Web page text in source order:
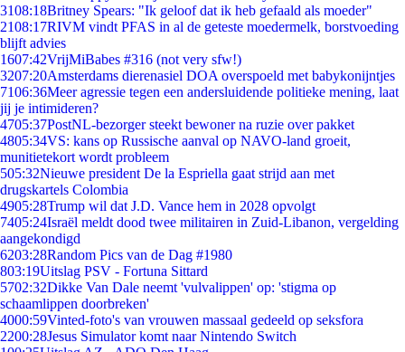
3108:18Britney Spears: "Ik geloof dat ik heb gefaald als moeder"
2108:17RIVM vindt PFAS in al de geteste moedermelk, borstvoeding
blijft advies
1607:42VrijMiBabes #316 (not very sfw!)
3207:20Amsterdams dierenasiel DOA overspoeld met babykonijntjes
7106:36Meer agressie tegen een andersluidende politieke mening, laat
jij je intimideren?
4705:37PostNL-bezorger steekt bewoner na ruzie over pakket
4805:34VS: kans op Russische aanval op NAVO-land groeit,
munitietekort wordt probleem
505:32Nieuwe president De la Espriella gaat strijd aan met
drugskartels Colombia
4905:28Trump wil dat J.D. Vance hem in 2028 opvolgt
7405:24Israël meldt dood twee militairen in Zuid-Libanon, vergelding
aangekondigd
6203:28Random Pics van de Dag #1980
803:19Uitslag PSV - Fortuna Sittard
5702:32Dikke Van Dale neemt 'vulvalippen' op: 'stigma op
schaamlippen doorbreken'
4000:59Vinted-foto's van vrouwen massaal gedeeld op seksfora
2200:28Jesus Simulator komt naar Nintendo Switch